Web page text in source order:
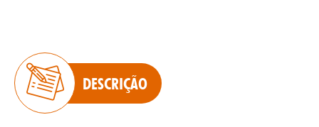
DESCRIÇÃO